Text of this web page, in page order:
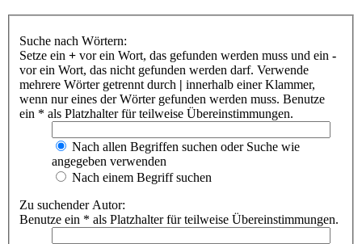
Suche nach Wörtern:
Setze ein + vor ein Wort, das gefunden werden muss und ein -
vor ein Wort, das nicht gefunden werden darf. Verwende
mehrere Wörter getrennt durch | innerhalb einer Klammer,
wenn nur eines der Wörter gefunden werden muss. Benutze
ein * als Platzhalter für teilweise Übereinstimmungen.
Nach allen Begriffen suchen oder Suche wie
angegeben verwenden
Nach einem Begriff suchen
Zu suchender Autor:
Benutze ein * als Platzhalter für teilweise Übereinstimmungen.